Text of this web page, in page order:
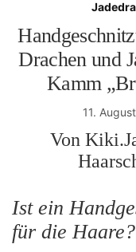
Drachen und
Kamm
11.
Von
Ist ein
für die Haare?